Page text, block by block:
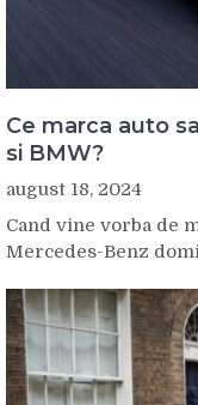
Ce marca auto
si BMW?
august 18, 2024
Cand vine vorba de
Mercedes-Benz